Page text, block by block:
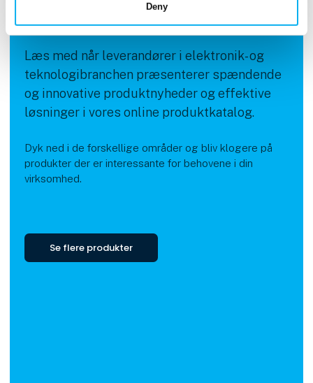
Deny
Produkter
Læs med når leverandører i elektronik- og
teknologibranchen præsenterer spændende
og innovative produktnyheder og effektive
løsninger i vores online produktkatalog.
Dyk ned i de forskellige områder og bliv klogere på
produkter der er interessante for behovene i din
virksomhed.
Se flere produkter